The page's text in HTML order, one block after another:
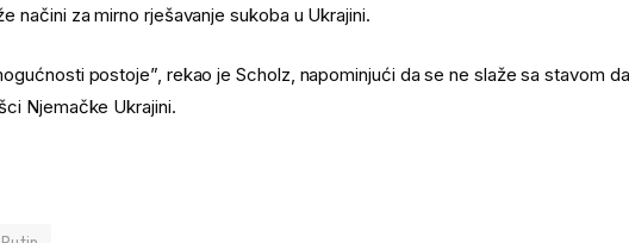
načini za mirno rješavanje sukoba u Ukrajini.
postoje”, rekao je Scholz, napominjući da se ne slaže sa stavom
Njemačke Ukrajini.